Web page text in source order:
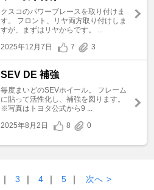
クスコのパワーブレースを取り付けま
す。 フロント、リヤ両方取り付けしま
すが、まずはリヤからです。 ...
2025年12月7日
7 3
SEV DE 補強
毎度まいどのSEVホイール。 フレーム
に貼って活性化し、補強を図ります。
※写真はトヨタ公式から9 ...
2025年8月2日
8 0
｜ 3 ｜ 4 ｜ 5 ｜ 次へ >